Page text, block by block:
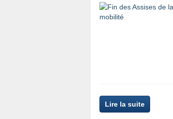
Lire la suite